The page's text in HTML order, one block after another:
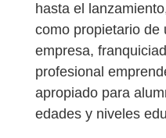
hasta el
como propietario de
empresa,
profesional
apropiado para
edades y niveles